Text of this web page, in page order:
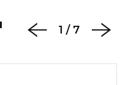
1 / 7